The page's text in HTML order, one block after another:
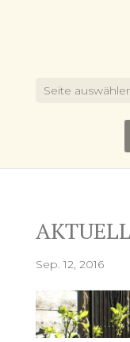
Seite
Sep. 12, 2016